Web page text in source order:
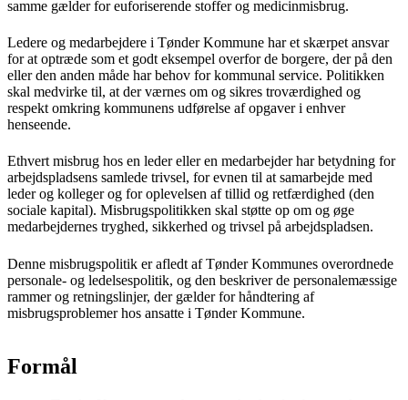
samme gælder for euforiserende stoffer og medicinmisbrug.
Ledere og medarbejdere i Tønder Kommune har et skærpet ansvar
for at optræde som et godt eksempel overfor de borgere, der på den
eller den anden måde har behov for kommunal service. Politikken
skal medvirke til, at der værnes om og sikres troværdighed og
respekt omkring kommunens udførelse af opgaver i enhver
henseende.
Ethvert misbrug hos en leder eller en medarbejder har betydning for
arbejdspladsens samlede trivsel, for evnen til at samarbejde med
leder og kolleger og for oplevelsen af tillid og retfærdighed (den
sociale kapital). Misbrugspolitikken skal støtte op om og øge
medarbejdernes tryghed, sikkerhed og trivsel på arbejdspladsen.
Denne misbrugspolitik er afledt af Tønder Kommunes overordnede
personale- og ledelsespolitik, og den beskriver de personalemæssige
rammer og retningslinjer, der gælder for håndtering af
misbrugsproblemer hos ansatte i Tønder Kommune.
Formål